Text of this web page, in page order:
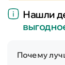
Нашли
Почему